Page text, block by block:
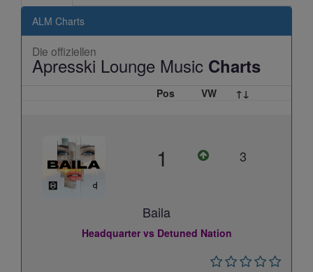
ALM Charts
Die offiziellen
Apresski Lounge Music Charts
Pos VW ↑↓
1 3
Baila
Headquarter vs Detuned Nation